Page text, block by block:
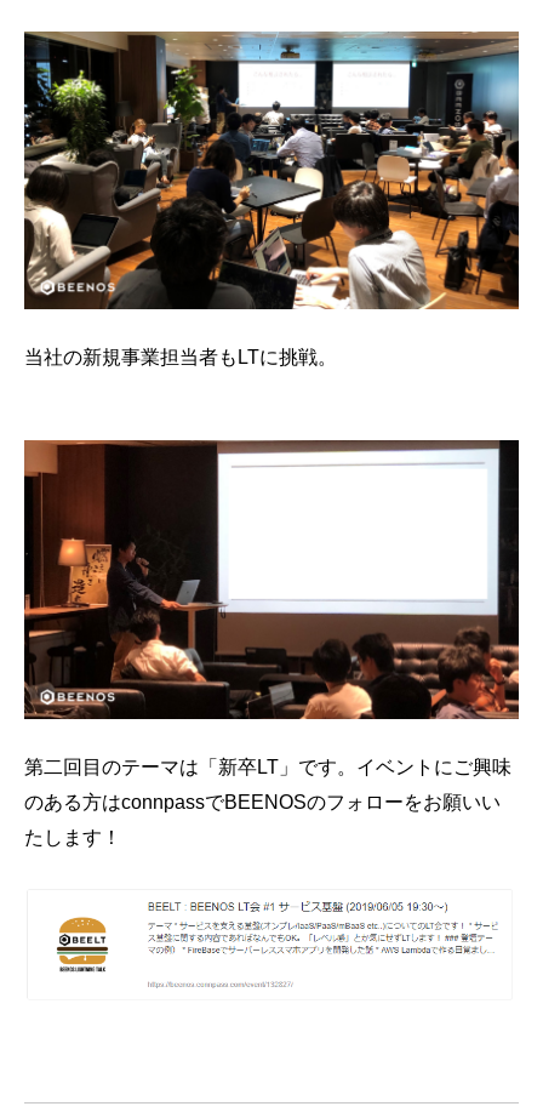
当社の新規事業担当者もLTに挑戦。
第二回目のテーマは「新卒LT」です。イベントにご興味
のある方はconnpassでBEENOSのフォローをお願いい
たします！